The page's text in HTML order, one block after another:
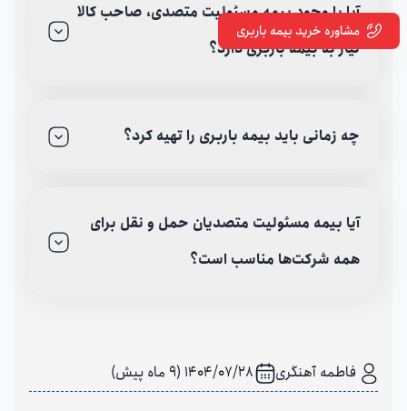
آیا با وجود بیمه مسئولیت متصدی، صاحب کالا
نیاز به بیمه باربری دارد؟
چه زمانی باید بیمه باربری را تهیه کرد؟
آیا بیمه مسئولیت متصدیان حمل‌ و نقل برای
همه شرکت‌ها مناسب است؟
فاطمه آهنگری 1404/07/28 (9 ماه پیش)
مشاوره خرید بیمه باربری